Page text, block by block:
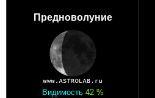
Предноволуние
Видимость 42 %